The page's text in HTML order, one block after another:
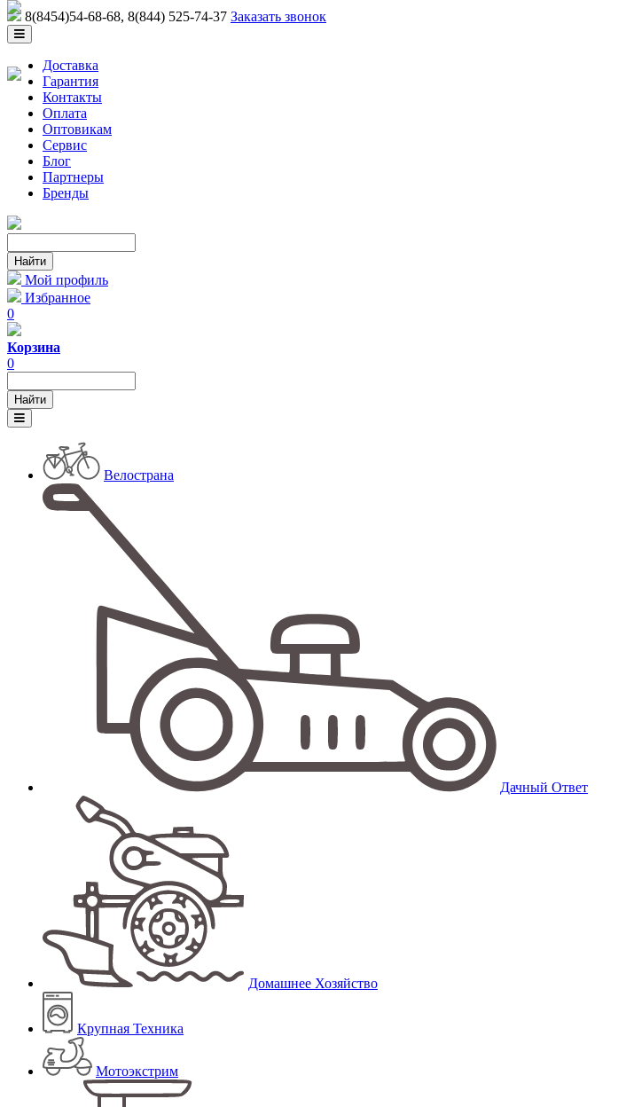
8(8454)54-68-68, 8(844) 525-74-37 Заказать звонок
Доставка
Гарантия
Контакты
Оплата
Оптовикам
Сервис
Блог
Партнеры
Бренды
Мой профиль
Избранное
0
Корзина
0
Велострана
Дачный Ответ
Домашнее Хозяйство
Крупная Техника
Мотоэкстрим